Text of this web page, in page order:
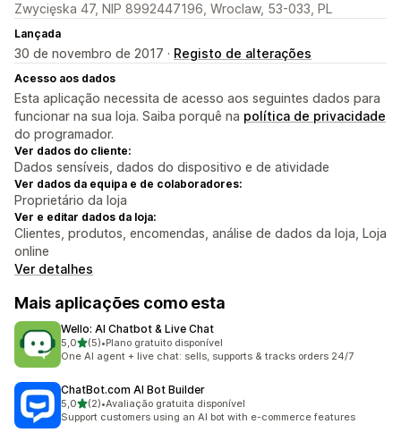
Zwycięska 47, NIP 8992447196, Wroclaw, 53-033, PL
Lançada
30 de novembro de 2017 · Registo de alterações
Acesso aos dados
Esta aplicação necessita de acesso aos seguintes dados para
funcionar na sua loja. Saiba porquê na política de privacidade
do programador.
Ver dados do cliente:
Dados sensíveis, dados do dispositivo e de atividade
Ver dados da equipa e de colaboradores:
Proprietário da loja
Ver e editar dados da loja:
Clientes, produtos, encomendas, análise de dados da loja, Loja
online
Ver detalhes
Mais aplicações como esta
Wello: AI Chatbot & Live Chat
5,0de 5 estrelas
(5)
5 total de avaliações
•Plano gratuito disponível
One AI agent + live chat: sells, supports & tracks orders 24/7
ChatBot.com AI Bot Builder
5,0de 5 estrelas
(2)
2 total de avaliações
•Avaliação gratuita disponível
Support customers using an AI bot with e-commerce features